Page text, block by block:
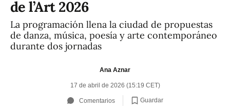
de l’Art 2026
La programación llena la ciudad de propuestas
de danza, música, poesía y arte contemporáneo
durante dos jornadas
Ana Aznar
17 de abril de 2026 (15:19 CET)
Comentarios Guardar